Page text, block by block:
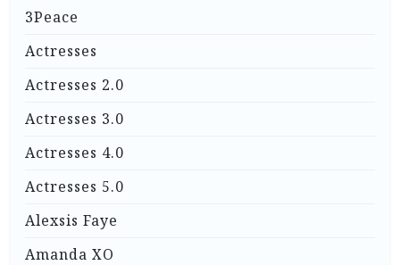
3Peace
Actresses
Actresses 2.0
Actresses 3.0
Actresses 4.0
Actresses 5.0
Alexsis Faye
Amanda XO